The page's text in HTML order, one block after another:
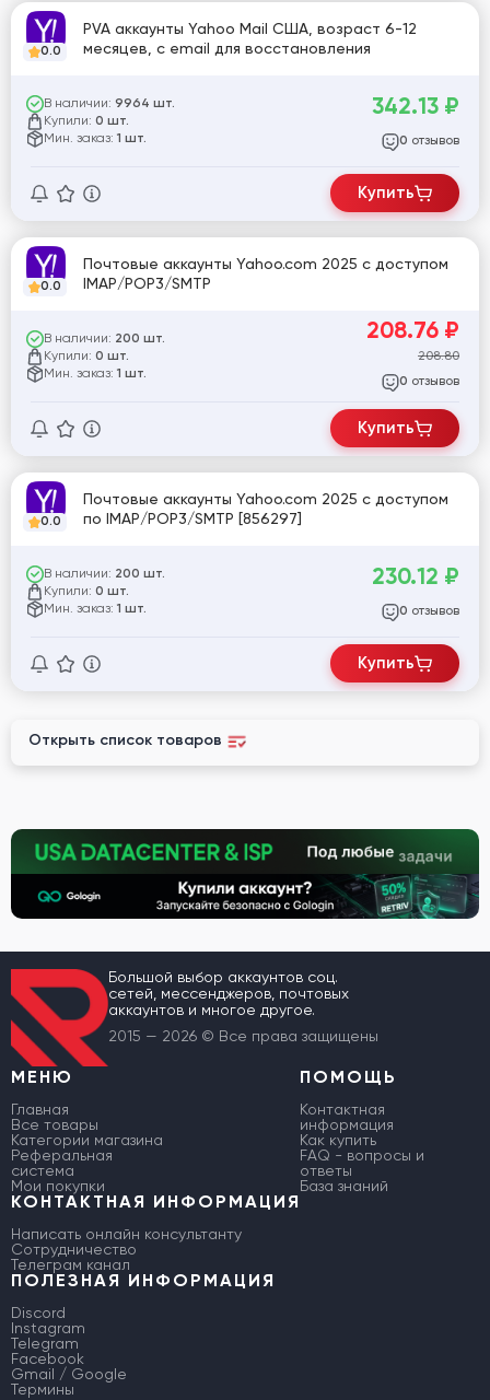
0.0
PVA аккаунты Yahoo Mail США, возраст 6-12
месяцев, с email для восстановления
В наличии: 9964 шт.
Купили: 0 шт.
Мин. заказ: 1 шт.
342.13 ₽
0 отзывов
Купить
0.0
Почтовые аккаунты Yahoo.com 2025 с доступом
IMAP/POP3/SMTP
В наличии: 200 шт.
Купили: 0 шт.
Мин. заказ: 1 шт.
208.76 ₽
208.80
0 отзывов
Купить
0.0
Почтовые аккаунты Yahoo.com 2025 с доступом
по IMAP/POP3/SMTP [856297]
В наличии: 200 шт.
Купили: 0 шт.
Мин. заказ: 1 шт.
230.12 ₽
0 отзывов
Купить
Открыть список товаров
Большой выбор аккаунтов соц.
сетей, мессенджеров, почтовых
аккаунтов и многое другое.
2015 — 2026 © Все права защищены
МЕНЮ
Главная
Все товары
Категории магазина
Реферальная
система
Мои покупки
ПОМОЩЬ
Контактная
информация
Как купить
FAQ - вопросы и
ответы
База знаний
КОНТАКТНАЯ ИНФОРМАЦИЯ
Написать онлайн консультанту
Сотрудничество
Телеграм канал
ПОЛЕЗНАЯ ИНФОРМАЦИЯ
Discord
Instagram
Telegram
Facebook
Gmail / Google
Термины